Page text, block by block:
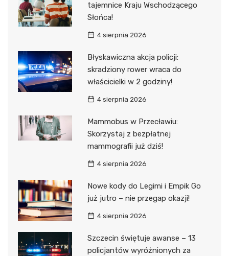
tajemnice Kraju Wschodzącego
Słońca!
4 sierpnia 2026
Błyskawiczna akcja policji:
skradziony rower wraca do
właścicielki w 2 godziny!
4 sierpnia 2026
Mammobus w Przecławiu:
Skorzystaj z bezpłatnej
mammografii już dziś!
4 sierpnia 2026
Nowe kody do Legimi i Empik Go
już jutro – nie przegap okazji!
4 sierpnia 2026
Szczecin świętuje awanse – 13
policjantów wyróżnionych za